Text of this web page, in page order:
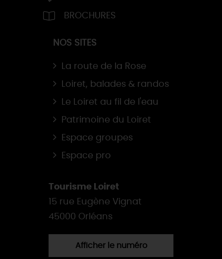
BROCHURES
NOS SITES
La route de la Rose
Loiret, balades & randos
Le Loiret au fil de l'eau
Patrimoine du Loiret
Espace groupes
Espace pro
Tourisme Loiret
15 rue Eugène Vignat
45000 Orléans
Afficher le numéro